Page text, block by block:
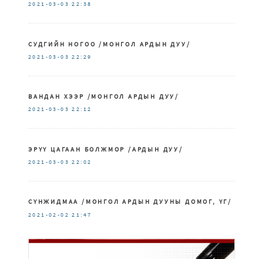
2021-03-03 22:38
СУДГИЙН НОГОО /МОНГОЛ АРДЫН ДУУ/
2021-03-03 22:29
ВАНДАН ХЭЭР /МОНГОЛ АРДЫН ДУУ/
2021-03-03 22:12
ЭРҮҮ ЦАГААН БОЛЖМОР /АРДЫН ДУУ/
2021-03-03 22:02
СҮНЖИДМАА /МОНГОЛ АРДЫН ДУУНЫ ДОМОГ, ҮГ/
2021-02-02 21:47